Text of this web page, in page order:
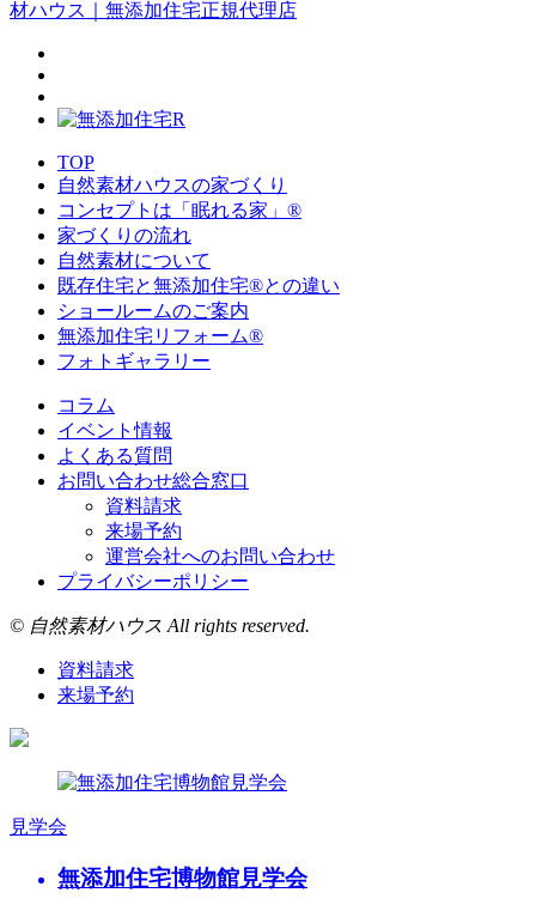
TOP
自然素材ハウスの家づくり
コンセプトは「眠れる家」®
家づくりの流れ
自然素材について
既存住宅と無添加住宅®との違い
ショールームのご案内
無添加住宅リフォーム®
フォトギャラリー
コラム
イベント情報
よくある質問
お問い合わせ総合窓口
資料請求
来場予約
運営会社へのお問い合わせ
プライバシーポリシー
© 自然素材ハウス All rights reserved.
資料請求
来場予約
見学会
無添加住宅博物館見学会